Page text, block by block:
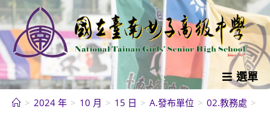
跳
轉
至
主
要
內
選單
> 2024 年 > 10 月 > 15 日 > A.發布單位 > 02.教務處 >